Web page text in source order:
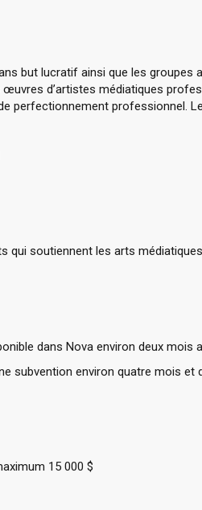
but lucratif ainsi que les groupes
d’artistes médiatiques
perfectionnement professionnel.
qui soutiennent les arts
dans Nova environ deux mois
subvention environ quatre mois et
15 000 $